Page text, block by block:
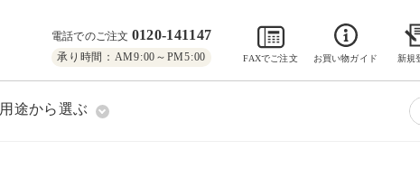
電話でのご注文 0120-141147
承り時間：AM9:00～PM5:00 FAXでご注文 お買い物ガイド 新規
用途から選ぶ